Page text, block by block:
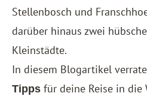
Stellenbosch und
darüber hinaus zwei
Kleinstädte.
In diesem Blogartikel
Tipps für deine Reise in die